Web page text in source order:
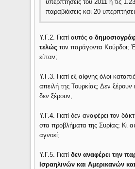
υπερπτήσεις του 2011 ή τις
παραβιάσεις και 20
Υ.Γ.2. Γιατί αυτόςο
τελώς τον παράγοντα Κούρδοι;
είπαν;
Υ.Γ.3. Γιατί εξ αίφνης όλοι
απειλή της Τουρκίας; Δεν
δεν ξέρουν;
Υ.Γ.4. Γιατί δεν αναφέρει τον
στα προβλήματα της Συρίας; Κι
αγνοεί;
Υ.Γ.5. Γιατίδεν αναφέρει την
Ισραηλινών και Αμερικανών